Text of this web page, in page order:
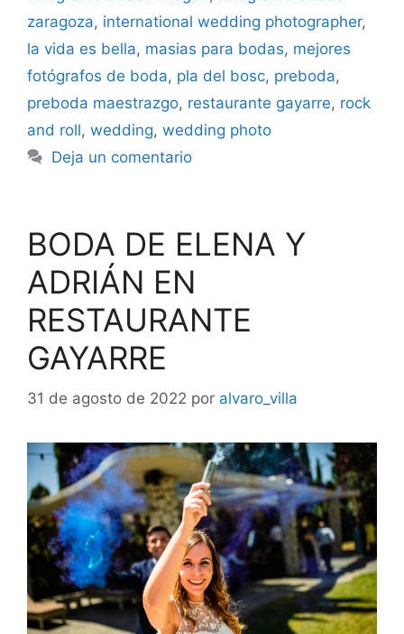
zaragoza, international wedding photographer,
la vida es bella, masias para bodas, mejores
fotógrafos de boda, pla del bosc, preboda,
preboda maestrazgo, restaurante gayarre, rock
and roll, wedding, wedding photo
Deja un comentario
BODA DE ELENA Y
ADRIÁN EN
RESTAURANTE
GAYARRE
31 de agosto de 2022 por alvaro_villa